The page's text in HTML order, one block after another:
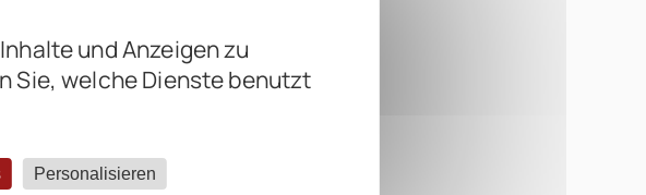
und Anzeigen zu
Sie, welche Dienste benutzt
Personalisieren